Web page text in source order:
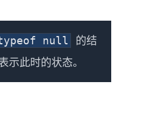
null
的结
示此时的状态。